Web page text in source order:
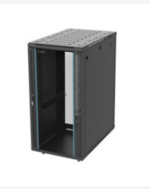
Verder winkelen